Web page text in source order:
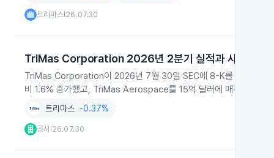
트리마스 26.07.30
TriMas Corporation 2026년 2분기 실적과 사업 매각
TriMas Corporation이 2026년 7월 30일 SEC에 8-K를 제출해
비 1.6% 증가했고, TriMas Aerospace를 15억 달러에 매각 완료했
트리마스 -0.37%
공시 26.07.30